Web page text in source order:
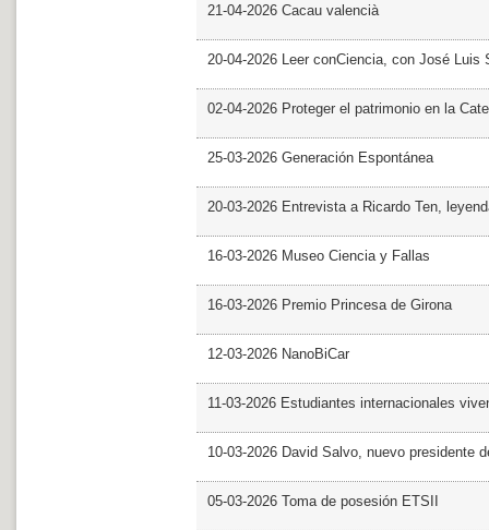
21-04-2026 Cacau valencià
20-04-2026 Leer conCiencia, con José Luis
02-04-2026 Proteger el patrimonio en la
25-03-2026 Generación Espontánea
20-03-2026 Entrevista a Ricardo Ten,
16-03-2026 Museo Ciencia y Fallas
16-03-2026 Premio Princesa de Girona
12-03-2026 NanoBiCar
11-03-2026 Estudiantes internacionales
10-03-2026 David Salvo, nuevo presidente
05-03-2026 Toma de posesión ETSII